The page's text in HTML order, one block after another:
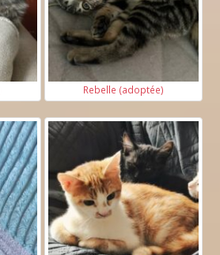
Rebelle (adoptée)